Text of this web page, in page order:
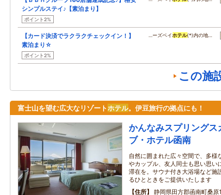
シンプルステイ♪【素泊まり】
ポイント2%
【カード決済でラクラクチェックイン！】
素泊まり☆
ポイント2%
…ーズベイ ホテル(*)内の地…
この施
富士山を望む広大なリゾートホテル。伊豆旅行の拠点にも！
かんなみスプリングス
ブ・ホテル函南
自然に囲まれた広々空間で、多様
やカップル、友人同士も思い思い
滞在を。サウナ付き大浴場など施
るひとときをご提供いたします
住所
静岡県田方郡函南町桑